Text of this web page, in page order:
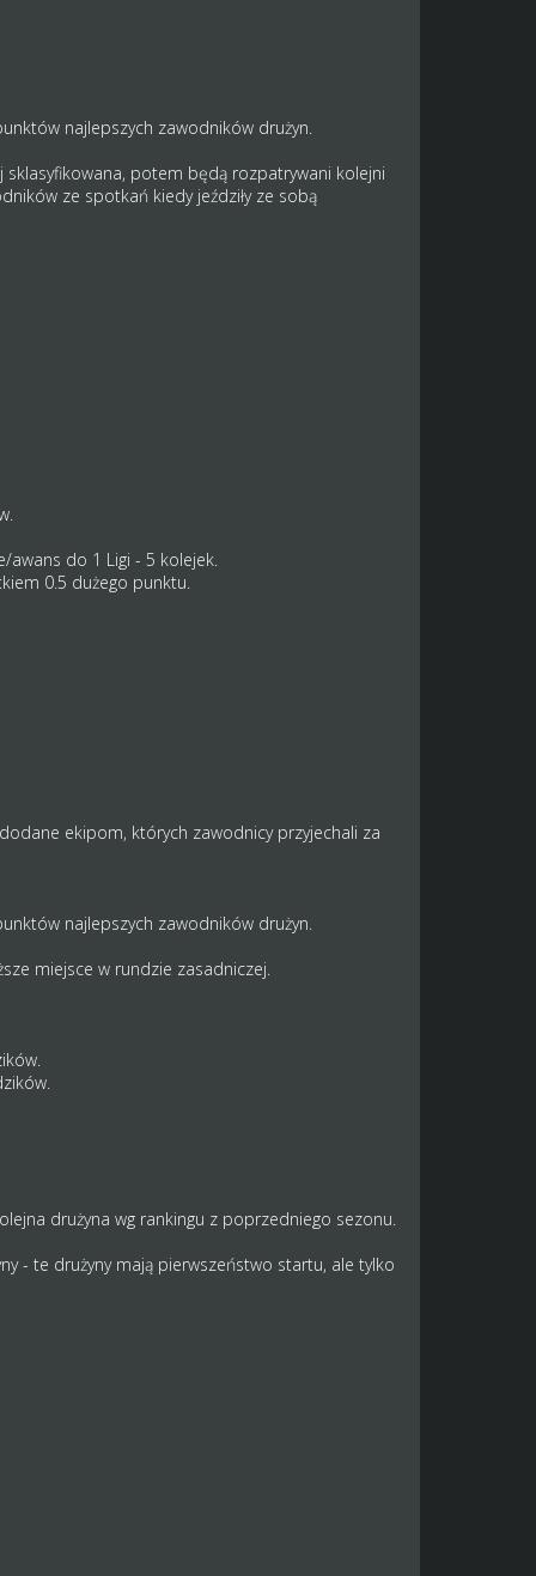
najlepszych zawodników drużyn.
potem będą rozpatrywani kolejni
ze spotkań kiedy jeździły ze sobą
awans do 1 Ligi - 5 kolejek.
0.5 dużego punktu.
ekipom, których zawodnicy przyjechali za
najlepszych zawodników drużyn.
miejsce w rundzie zasadniczej.
drużyna wg rankingu z poprzedniego sezonu.
- te drużyny mają pierwszeństwo startu, ale tylko